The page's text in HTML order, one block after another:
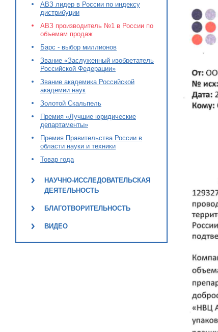
АВЗ лидер в России по индексу
дистрибуции
АВЗ производитель №1 в России по
объемам продаж
Барс - выбор миллионов
Звание «Заслуженный изобретатель
Российской Федерации»
Звание академика Российской
академии наук
Золотой Скальпель
Премия «Лучшие юридические
департаменты»
Премия Правительства России в
области науки и техники
Товар года
НАУЧНО-ИССЛЕДОВАТЕЛЬСКАЯ
ДЕЯТЕЛЬНОСТЬ
БЛАГОТВОРИТЕЛЬНОСТЬ
ВИДЕО